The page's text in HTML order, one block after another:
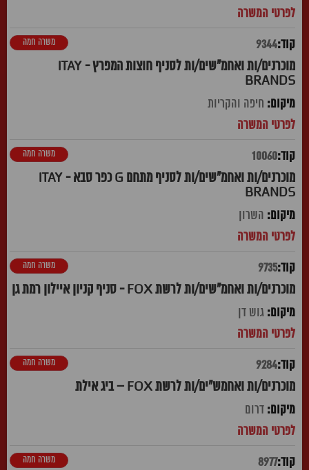
9344
מוכרנים/ות ואחמ"שים/ות לסניף חוצות המפרץ - ITAY
BRANDS
משרה חמה
חיפה והקריות
10060
מוכרנים/ות ואחמ"שים/ות לסניף מתחם G כפר סבא - ITAY
BRANDS
משרה חמה
השרון
9735
מוכרנים/ות ואחמ"שים/ות לרשת FOX - סניף קניון איילון רמת גן
משרה חמה
גוש דן
9284
מוכרנים/ות ואחמש"ים/ות לרשת FOX – ביג אילת
משרה חמה
דרום
8977 משרה חמה